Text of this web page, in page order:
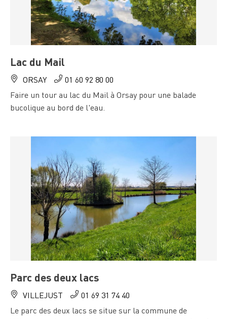
Lac du Mail
ORSAY
01 60 92 80 00
Faire un tour au lac du Mail à Orsay pour une balade
bucolique au bord de l'eau.
Parc des deux lacs
VILLEJUST
01 69 31 74 40
Le parc des deux lacs se situe sur la commune de